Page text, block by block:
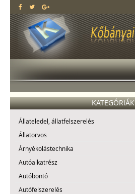
KATEGÓRIÁK
Állateledel, állatfelszerelés
Állatorvos
Árnyékolástechnika
Autóalkatrész
Autóbontó
Autófelszerelés